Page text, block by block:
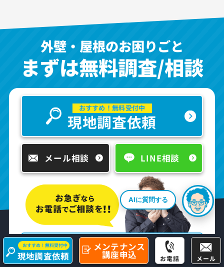
外壁・屋根のお困りごと
まずは無料調査/相談
おすすめ！無料受付中
現地調査依頼
メール相談 LINE相談
電話相談大歓迎！お気軽にお電話ください！
通話料 0800-0800-927
おすすめ！無料受付中
現地調査依頼
メンテナンス
講座申込 お電話 メール
AIに質問する